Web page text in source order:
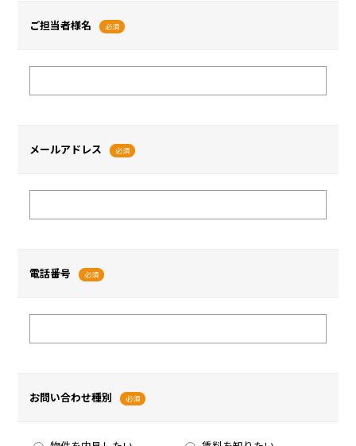
ご担当者様名 必須
メールアドレス 必須
電話番号 必須
お問い合わせ種別 必須